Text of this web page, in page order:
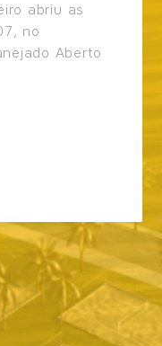
abriu as
no
Aberto